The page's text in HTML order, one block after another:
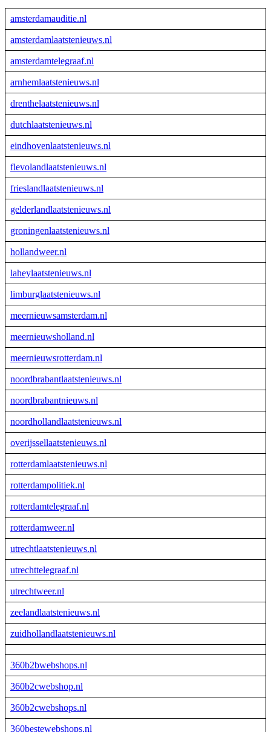
amsterdamauditie.nl
amsterdamlaatstenieuws.nl
amsterdamtelegraaf.nl
arnhemlaatstenieuws.nl
drenthelaatstenieuws.nl
dutchlaatstenieuws.nl
eindhovenlaatstenieuws.nl
flevolandlaatstenieuws.nl
frieslandlaatstenieuws.nl
gelderlandlaatstenieuws.nl
groningenlaatstenieuws.nl
hollandweer.nl
laheylaatstenieuws.nl
limburglaatstenieuws.nl
meernieuwsamsterdam.nl
meernieuwsholland.nl
meernieuwsrotterdam.nl
noordbrabantlaatstenieuws.nl
noordbrabantnieuws.nl
noordhollandlaatstenieuws.nl
overijssellaatstenieuws.nl
rotterdamlaatstenieuws.nl
rotterdampolitiek.nl
rotterdamtelegraaf.nl
rotterdamweer.nl
utrechtlaatstenieuws.nl
utrechttelegraaf.nl
utrechtweer.nl
zeelandlaatstenieuws.nl
zuidhollandlaatstenieuws.nl
360b2bwebshops.nl
360b2cwebshop.nl
360b2cwebshops.nl
360bestewebshops.nl